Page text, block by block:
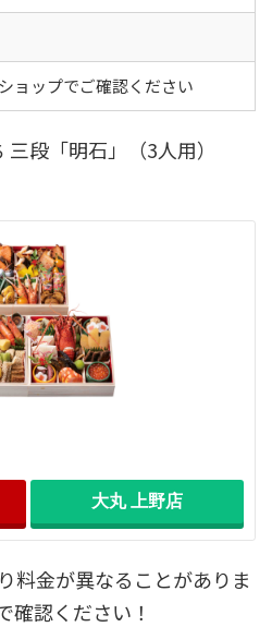
ョップでご確認ください
段「明石」（3人用）
大丸 上野店
料金が異なることがありま
確認ください！